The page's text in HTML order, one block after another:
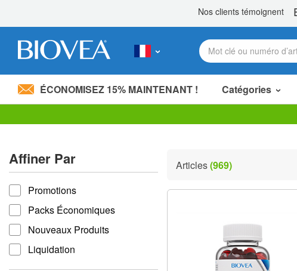
Veuillez
Ce
site
comprend
un
système
d'accessibilité.
Appuyez
sur
Ctrl-
ÉCONOMISEZ 15% MAINTENANT ! Catégories
Affiner Par
Affiner par
Promotions
Packs Économiques
Nouveaux Produits
Liquidation
Articles(969)